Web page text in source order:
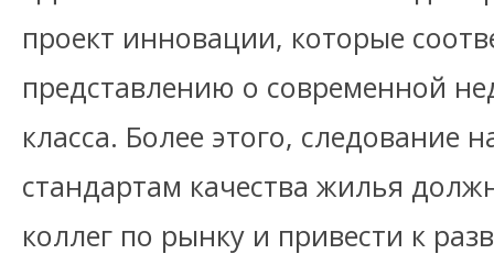
проект инновации, которые
представлению о современной
класса. Более этого, следование
стандартам качества жилья
коллег по рынку и привести к